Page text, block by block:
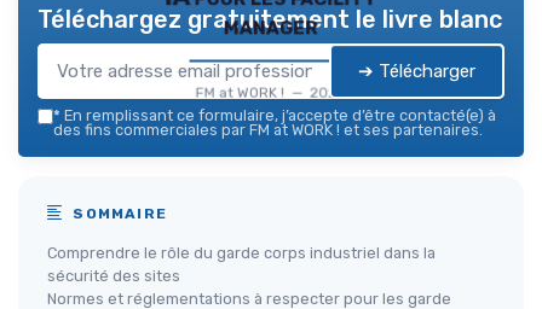
manager
FM at WORK ! — 2026
Téléchargez gratuitement le livre blanc
➔ Télécharger
* En remplissant ce formulaire, j’accepte d’être contacté(e) à
des fins commerciales par FM at WORK ! et ses partenaires.
SOMMAIRE
Comprendre le rôle du garde corps industriel dans la
sécurité des sites
Normes et réglementations à respecter pour les garde